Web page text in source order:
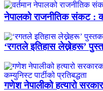
नेपालको राजनीतिक संकट :
‘रगतले इतिहास लेख्नेहरू’
गणेश नेपालीको हत्यारो